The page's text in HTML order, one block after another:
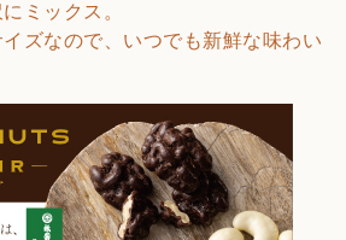
ミックス。
ズなので、いつでも新鮮な味わい